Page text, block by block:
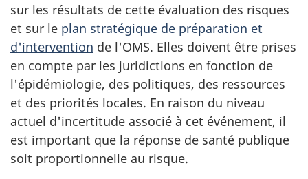
sur les résultats de cette évaluation des risques
et sur le plan stratégique de préparation et
d'intervention de l'OMS. Elles doivent être prises
en compte par les juridictions en fonction de
l'épidémiologie, des politiques, des ressources
et des priorités locales. En raison du niveau
actuel d'incertitude associé à cet événement, il
est important que la réponse de santé publique
soit proportionnelle au risque.